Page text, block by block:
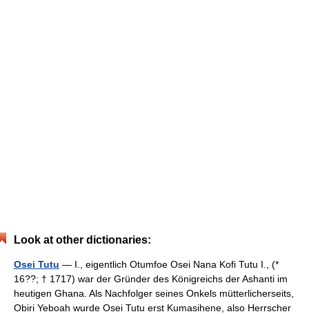
Look at other dictionaries:
Osei Tutu — I., eigentlich Otumfoe Osei Nana Kofi Tutu I., (*
16??; † 1717) war der Gründer des Königreichs der Ashanti im
heutigen Ghana. Als Nachfolger seines Onkels mütterlicherseits,
Obiri Yeboah wurde Osei Tutu erst Kumasihene, also Herrscher